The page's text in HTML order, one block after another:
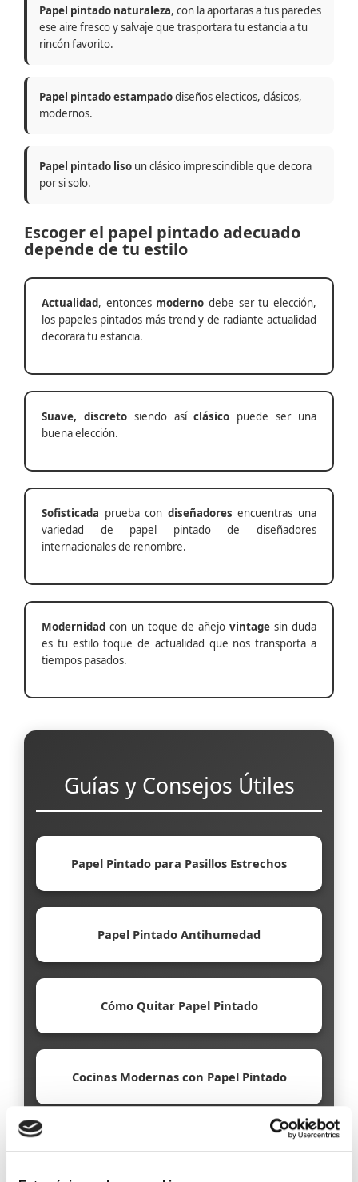
Papel pintado naturaleza, con la aportaras a tus paredes
ese aire fresco y salvaje que trasportara tu estancia a tu
rincón favorito.
Papel pintado estampadodiseños electicos, clásicos,
modernos.
Papel pintado liso un clásico imprescindible que decora
por si solo.
Escoger el papel pintado adecuado
depende de tu estilo
Actualidad, entonces moderno debe ser tu elección,
los papeles pintados más trend y de radiante actualidad
decorara tu estancia.
Suave, discretosiendo asíclásico puede ser una
buena elección.
Sofisticada prueba con diseñadores encuentras una
variedad de papel pintado de diseñadores
internacionales de renombre.
Modernidad con un toque de añejo vintage sin duda
es tu estilo toque de actualidad que nos transporta a
tiempos pasados.
Guías y Consejos Útiles
Papel Pintado para Pasillos Estrechos
Papel Pintado Antihumedad
Cómo Quitar Papel Pintado
Cocinas Modernas con Papel Pintado
Papel Pintado Ecológico